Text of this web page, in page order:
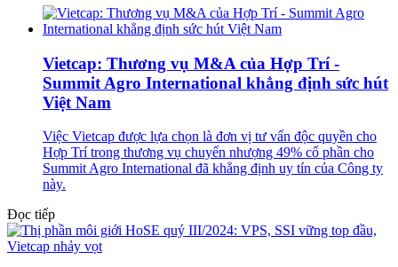
Vietcap: Thương vụ M&A của Hợp Trí -
Summit Agro International khẳng định sức hút
Việt Nam
Việc Vietcap được lựa chọn là đơn vị tư vấn độc quyền cho
Hợp Trí trong thương vụ chuyển nhượng 49% cổ phần cho
Summit Agro International đã khẳng định uy tín của Công ty
này.
Đọc tiếp